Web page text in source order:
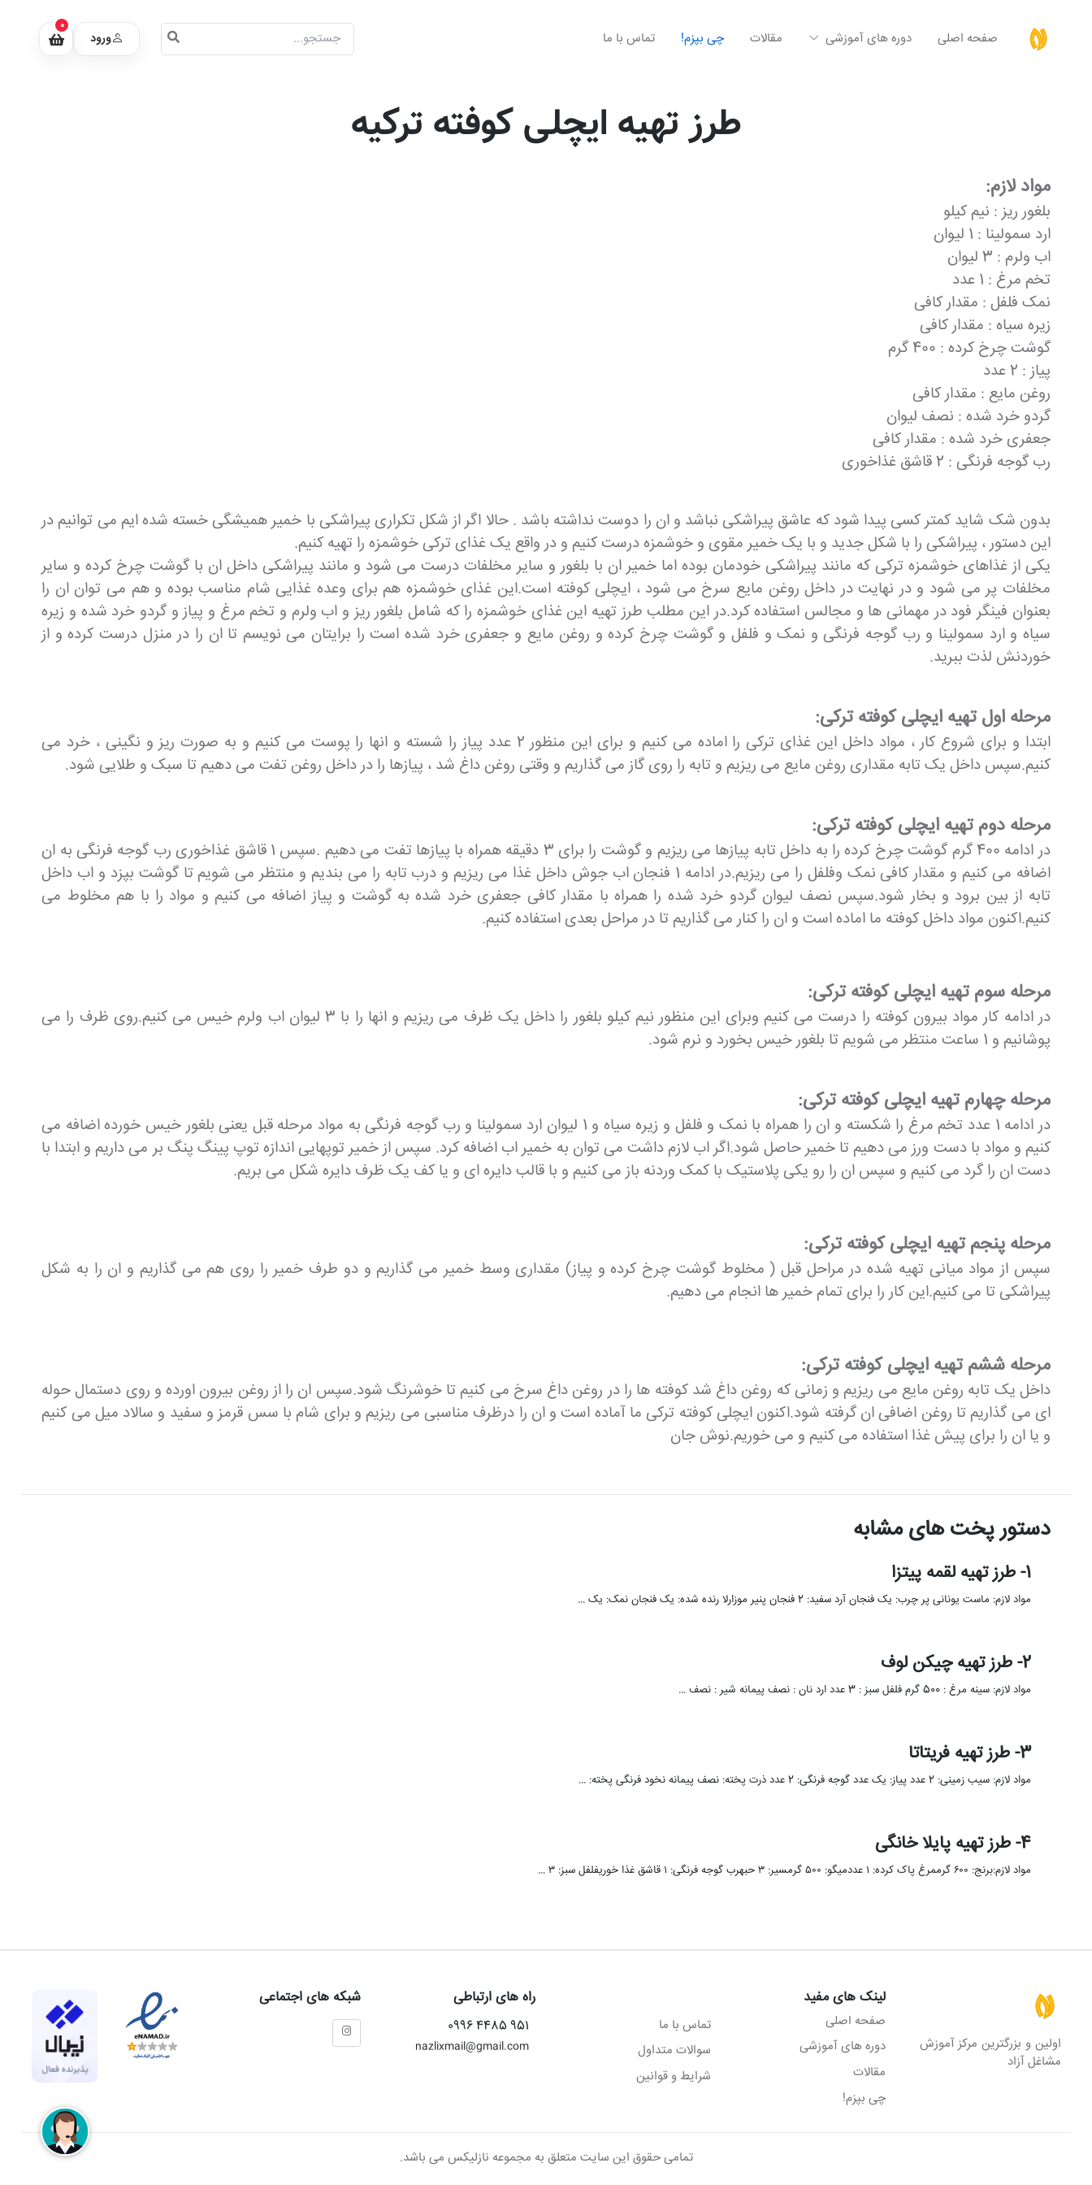
صفحه اصلی دوره های آموزشی مقالات چی بپزم! تماس با ما ورود
0
طرز تهیه ایچلی کوفته ترکیه
مواد لازم:
بلغور ریز : نیم کیلو
ارد سمولینا : 1 لیوان
اب ولرم : 3 لیوان
تخم مرغ : 1 عدد
نمک فلفل : مقدار کافی
زیره سیاه : مقدار کافی
گوشت چرخ کرده : 400 گرم
پیاز : 2 عدد
روغن مایع : مقدار کافی
گردو خرد شده : نصف لیوان
جعفری خرد شده : مقدار کافی
رب گوجه فرنگی : 2 قاشق غذاخوری
بدون شک شاید کمتر کسی پیدا شود که عاشق پیراشکی نباشد و ان را دوست نداشته باشد . حالا اگر از شکل تکراری پیراشکی با خمیر همیشگی خسته شده ایم می توانیم در
این دستور ، پیراشکی را با شکل جدید و با یک خمیر مقوی و خوشمزه درست کنیم و در واقع یک غذای ترکی خوشمزه را تهیه کنیم.
یکی از غذاهای خوشمزه ترکی که مانند پیراشکی خودمان بوده اما خمیر ان با بلغور و سایر مخلفات درست می شود و مانند پیراشکی داخل ان با گوشت چرخ کرده و سایر
مخلفات پر می شود و در نهایت در داخل روغن مایع سرخ می شود ، ایچلی کوفته است.این غذای خوشمزه هم برای وعده غذایی شام مناسب بوده و هم می توان ان را
بعنوان فینگر فود در مهمانی ها و مجالس استفاده کرد.در این مطلب طرز تهیه این غذای خوشمزه را که شامل بلغور ریز و اب ولرم و تخم مرغ و پیاز و گردو خرد شده و زیره
سیاه و ارد سمولینا و رب گوجه فرنگی و نمک و فلفل و گوشت چرخ کرده و روغن مایع و جعفری خرد شده است را برایتان می نویسم تا ان را در منزل درست کرده و از
خوردنش لذت ببرید.
مرحله اول تهیه ایچلی کوفته ترکی:
ابتدا و برای شروع کار ، مواد داخل این غذای ترکی را اماده می کنیم و برای این منظور 2 عدد پیاز را شسته و انها را پوست می کنیم و به صورت ریز و نگینی ، خرد می
کنیم.سپس داخل یک تابه مقداری روغن مایع می ریزیم و تابه را روی گاز می گذاریم و وقتی روغن داغ شد ، پیازها را در داخل روغن تفت می دهیم تا سبک و طلایی شود.
مرحله دوم تهیه ایچلی کوفته ترکی:
در ادامه 400 گرم گوشت چرخ کرده را به داخل تابه پیازها می ریزیم و گوشت را برای 3 دقیقه همراه با پیازها تفت می دهیم .سپس 1 قاشق غذاخوری رب گوجه فرنگی به ان
اضافه می کنیم و مقدار کافی نمک وفلفل را می ریزیم.در ادامه 1 فنجان اب جوش داخل غذا می ریزیم و درب تابه را می بندیم و منتظر می شویم تا گوشت بپزد و اب داخل
تابه از بین برود و بخار شود.سپس نصف لیوان گردو خرد شده را همراه با مقدار کافی جعفری خرد شده به گوشت و پیاز اضافه می کنیم و مواد را با هم مخلوط می
کنیم.اکنون مواد داخل کوفته ما اماده است و ان را کنار می گذاریم تا در مراحل بعدی استفاده کنیم.
مرحله سوم تهیه ایچلی کوفته ترکی:
در ادامه کار مواد بیرون کوفته را درست می کنیم وبرای این منظور نیم کیلو بلغور را داخل یک ظرف می ریزیم و انها را با 3 لیوان اب ولرم خیس می کنیم.روی ظرف را می
پوشانیم و 1 ساعت منتظر می شویم تا بلغور خیس بخورد و نرم شود.
مرحله چهارم تهیه ایچلی کوفته ترکی:
در ادامه 1 عدد تخم مرغ را شکسته و ان را همراه با نمک و فلفل و زیره سیاه و 1 لیوان ارد سمولینا و رب گوجه فرنگی به مواد مرحله قبل یعنی بلغور خیس خورده اضافه می
کنیم و مواد با دست ورز می دهیم تا خمیر حاصل شود.اگر اب لازم داشت می توان به خمیر اب اضافه کرد. سپس از خمیر توپهایی اندازه توپ پینگ پنگ بر می داریم و ابتدا با
دست ان را گرد می کنیم و سپس ان را رو یکی پلاستیک با کمک وردنه باز می کنیم و با قالب دایره ای و یا کف یک ظرف دایره شکل می بریم.
مرحله پنجم تهیه ایچلی کوفته ترکی:
سپس از مواد میانی تهیه شده در مراحل قبل ( مخلوط گوشت چرخ کرده و پیاز) مقداری وسط خمیر می گذاریم و دو طرف خمیر را روی هم می گذاریم و ان را به شکل
پیراشکی تا می کنیم.این کار را برای تمام خمیر ها انجام می دهیم.
مرحله ششم تهیه ایچلی کوفته ترکی:
داخل یک تابه روغن مایع می ریزیم و زمانی که روغن داغ شد کوفته ها را در روغن داغ سرخ می کنیم تا خوشرنگ شود.سپس ان را از روغن بیرون اورده و روی دستمال حوله
ای می گذاریم تا روغن اضافی ان گرفته شود.اکنون ایچلی کوفته ترکی ما آماده است و ان را درظرف مناسبی می ریزیم و برای شام با سس قرمز و سفید و سالاد میل می کنیم
و یا ان را برای پیش غذا استفاده می کنیم و می خوریم.نوش جان
دستور پخت های مشابه
1- طرز تهیه لقمه پیتزا
مواد لازم: ماست یونانی پر چرب: یک فنجان آرد سفید: 2 فنجان پنیر موزارلا رنده شده: یک فنجان نمک: یک …
2- طرز تهیه چیکن لوف
مواد لازم: سینه مرغ : 500 گرم فلفل سبز : 3 عدد ارد نان : نصف پیمانه شیر : نصف …
3- طرز تهیه فریتاتا
مواد لازم: سیب زمینی: 2 عدد پیاز: یک عدد گوجه فرنگی: 2 عدد ذرت پخته: نصف پیمانه نخود فرنگی پخته: …
4- طرز تهیه پایلا خانگی
مواد لازم:برنج: ۶۰۰ گرممرغ پاک کرده: ۱ عددمیگو: ۵۰۰ گرمسیر: ۳ حبهرب گوجه فرنگی: ۱ قاشق غذا خوریفلفل سبز: ۳ …
اولین و بزرگترین مرکز آموزش
مشاغل آزاد
لینک های مفید
صفحه اصلی
دوره های آموزشی
مقالات
چی بپزم!
تماس با ما
سوالات متداول
شرایط و قوانین
راه های ارتباطی
951 4485 0996
nazlixmail@gmail.com
شبکه های اجتماعی
تمامی حقوق این سایت متعلق به مجموعه نازلیکس می باشد.